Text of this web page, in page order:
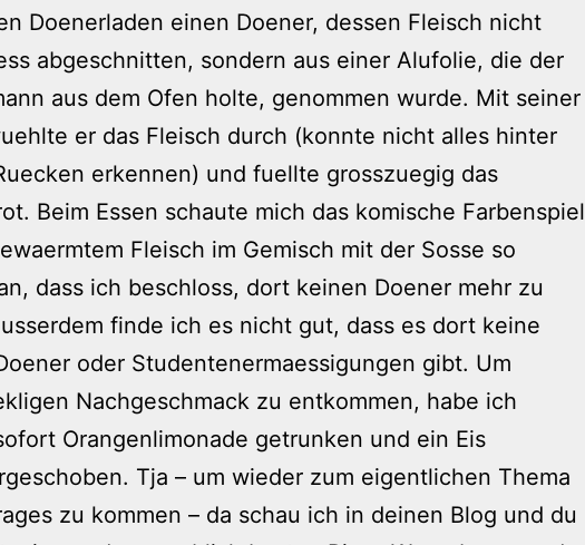
Doenerladen einen Doener, dessen Fleisch nicht
abgeschnitten, sondern aus einer Alufolie, die der
aus dem Ofen holte, genommen wurde. Mit seiner
er das Fleisch durch (konnte nicht alles hinter
erkennen) und fuellte grosszuegig das
Beim Essen schaute mich das komische Farbenspiel
Fleisch im Gemisch mit der Sosse so
dass ich beschloss, dort keinen Doener mehr zu
finde ich es nicht gut, dass es dort keine
oder Studentenermaessigungen gibt. Um
Nachgeschmack zu entkommen, habe ich
Orangenlimonade getrunken und ein Eis
Tja – um wieder zum eigentlichen Thema
zu kommen – da schau ich in deinen Blog und du